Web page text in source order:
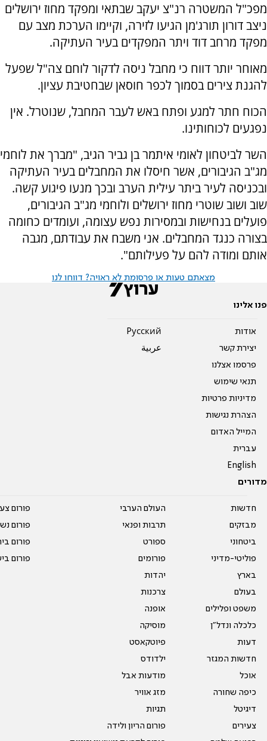
מפכ"ל המשטרה רנ"צ יעקב שבתאי ומפקד מחוז ירושלים
ניצב דורון תורג'מן הגיעו לזירה, וקיימו הערכת מצב עם
מפקד מרחב דוד ויתר המפקדים בעיר העתיקה.
מאוחר יותר דווח כי מחבל ניסה לדקור לוחם צה"ל שפעל
להגנת צירים בסמוך לכפר חוסאן שבחטיבת עציון.
הכוח חתר למגע ופתח באש לעבר המחבל, שנוטרל. אין
נפגעים לכוחותינו.
השר לביטחון לאומי איתמר בן גביר הגיב, "מברך את לוחמי
מג"ב הגיבורים, אשר חיסלו את המחבלים בעיר העתיקה
ובכניסה לעיר ביתר עילית הערב ובכך מנעו פיגוע קשה.
שוב ושוב שוטרי מחוז ירושלים ולוחמי מג"ב הגיבורים,
פועלים בנחישות ובמסירות נפש עצומה, ועומדים כחומה
בצורה כנגד המחבלים. אני משבח את עבודתם, מגבה
אותם ומודה להם על פעילותם".
מצאתם טעות או פרסומת לא ראויה? דווחו לנו
פנו אלינו
אודות
יצירת קשר
פרסמו אצלנו
תנאי שימוש
מדיניות פרטיות
הצהרת נגישות
המייל האדום
עברית
English
Pусский
عربية
מדורים
חדשות
מבזקים
ביטחוני
פוליטי-מדיני
בארץ
בעולם
משפט ופלילים
כלכלה ונדל"ן
דעות
חדשות המגזר
אוכל
כיפה שחורה
דיגיטל
צעירים
העולם הערבי
תרבות ופנאי
ספורט
פורומים
יהדות
צרכנות
אופנה
מוסיקה
פיוטקאסט
ילדודס
מודעות אבל
מזג אוויר
תגיות
פורום הריון ולידה
פורום
פורום
פורום
פורום